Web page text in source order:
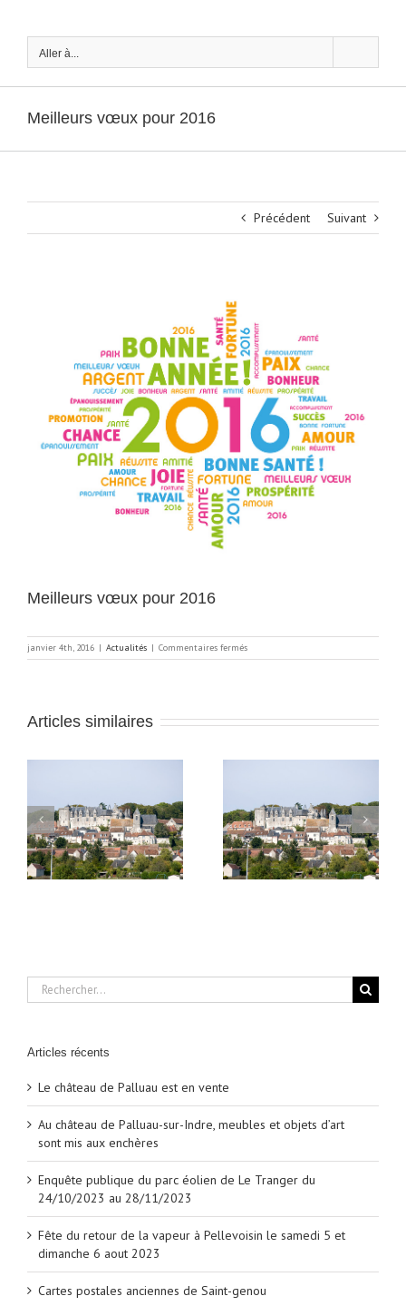
Aller à...
Meilleurs vœux pour 2016
Précédent Suivant
Meilleurs vœux pour 2016
janvier 4th, 2016 | Actualités | Commentaires ferméssur
Meilleurs
Articles similaires
Au château de
Palluau-sur-Indre,
meubles et objets d’art
sont mis aux enchères
De ferme en ferme
2019, les 27 et 28 avril
2019
Rechercher:
Articles récents
Le château de Palluau est en vente
Au château de Palluau-sur-Indre, meubles et objets d’art
sont mis aux enchères
Enquête publique du parc éolien de Le Tranger du
24/10/2023 au 28/11/2023
Fête du retour de la vapeur à Pellevoisin le samedi 5 et
dimanche 6 aout 2023
Cartes postales anciennes de Saint-genou